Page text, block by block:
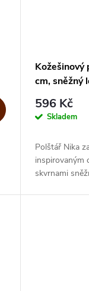
cm, sněžný
596 Kč
Skladem
Polštář Nika
inspirovaným
skvrnami